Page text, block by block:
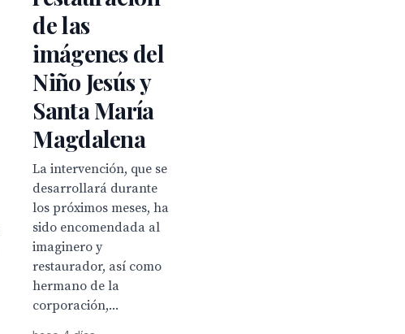
de las
imágenes del
Niño Jesús y
Santa María
Magdalena
La intervención, que se
desarrollará durante
los próximos meses, ha
sido encomendada al
imaginero y
restaurador, así como
hermano de la
corporación,...